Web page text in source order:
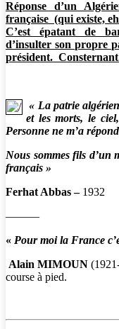
Réponse d’un
française (qui existe,
C’est épatant de
d’insulter son propre
président.
« La patrie
et les morts, le
Personne ne m’a
Nous sommes fils d’un
français »
Ferhat Abbas –1932
———
« Pour moi la France
Alain MIMOUN
course à pied.